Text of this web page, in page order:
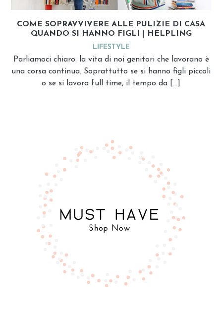
COME SOPRAVVIVERE ALLE PULIZIE DI CASA
QUANDO SI HANNO FIGLI | HELPLING
LIFESTYLE
Parliamoci chiaro: la vita di noi genitori che lavorano è
una corsa continua. Soprattutto se si hanno figli piccoli
o se si lavora full time, il tempo da […]